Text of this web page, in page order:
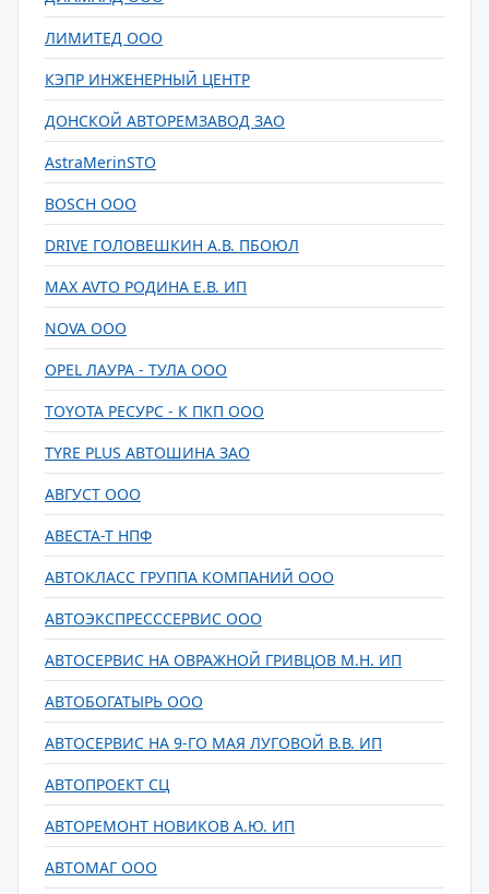
ЛИМИТЕД ООО
КЭПР ИНЖЕНЕРНЫЙ ЦЕНТР
ДОНСКОЙ АВТОРЕМЗАВОД ЗАО
AstraMerinSTO
BOSCH ООО
DRIVE ГОЛОВЕШКИН А.В. ПБОЮЛ
MAX AVTO РОДИНА Е.В. ИП
NOVA ООО
OPEL ЛАУРА - ТУЛА ООО
TOYOTA РЕСУРС - К ПКП ООО
TYRE PLUS АВТОШИНА ЗАО
АВГУСТ ООО
АВЕСТА-Т НПФ
АВТОКЛАСС ГРУППА КОМПАНИЙ ООО
АВТОЭКСПРЕСССЕРВИС ООО
АВТОСЕРВИС НА ОВРАЖНОЙ ГРИВЦОВ М.Н. ИП
АВТОБОГАТЫРЬ ООО
АВТОСЕРВИС НА 9-ГО МАЯ ЛУГОВОЙ В.В. ИП
АВТОПРОЕКТ СЦ
АВТОРЕМОНТ НОВИКОВ А.Ю. ИП
АВТОМАГ ООО